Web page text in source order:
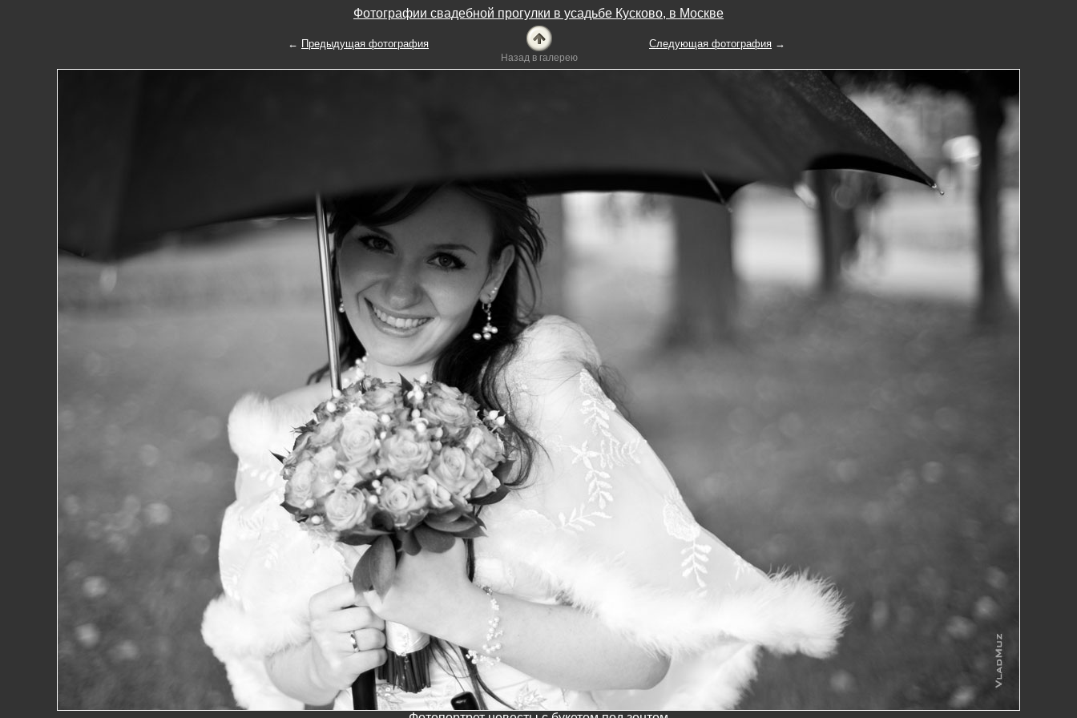
Фотографии свадебной прогулки в усадьбе Кусково, в Москве
← Предыдущая фотография
Назад в галерею
Следующая фотография →